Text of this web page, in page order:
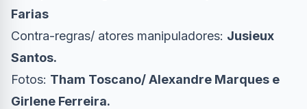
Farias
Contra-regras/ atores manipuladores: Jusieux
Santos.
Fotos: Tham Toscano/ Alexandre Marques e
Girlene Ferreira.